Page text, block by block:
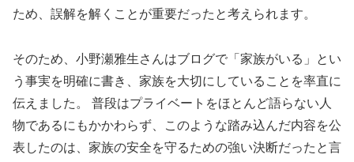
ため、誤解を解くことが重要だったと考えられます。
そのため、小野瀬雅生さんはブログで「家族がいる」とい
う事実を明確に書き、家族を大切にしていることを率直に
伝えました。 普段はプライベートをほとんど語らない人
物であるにもかかわらず、このような踏み込んだ内容を公
表したのは、家族の安全を守るための強い決断だったと言